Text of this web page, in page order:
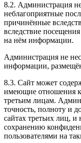
8.2. Администрация не
неблагоприятные
причинённые
вследствие
на нём информации.
Администрация не
информации,
8.3. Сайт может
имеющие отношения
третьим лицам.
точность, полноту и
сайтах третьих лиц, и
сохранению
пользователями на